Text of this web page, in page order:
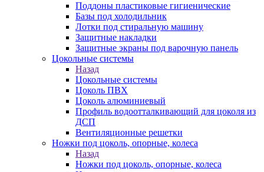
Поддоны пластиковые гигиенические
Базы под холодильник
Лотки под стиральную машину
Защитные накладки
Защитные экраны под варочную панель
Цокольные системы
Назад
Цокольные системы
Цоколь ПВХ
Цоколь алюминиевый
Профиль водоотталкивающий для цоколя из
ДСП
Вентиляционные решетки
Ножки под цоколь, опорные, колеса
Назад
Ножки под цоколь, опорные, колеса